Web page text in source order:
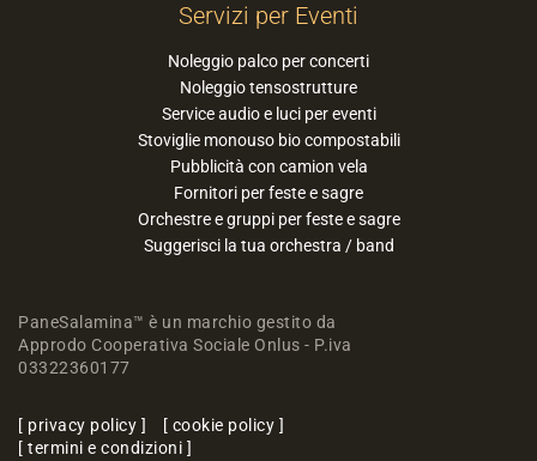
Servizi per Eventi
Noleggio palco per concerti
Noleggio tensostrutture
Service audio e luci per eventi
Stoviglie monouso bio compostabili
Pubblicità con camion vela
Fornitori per feste e sagre
Orchestre e gruppi per feste e sagre
Suggerisci la tua orchestra / band
PaneSalamina™ è un marchio gestito da
Approdo Cooperativa Sociale Onlus - P.iva
03322360177
privacy policy
cookie policy
termini e condizioni